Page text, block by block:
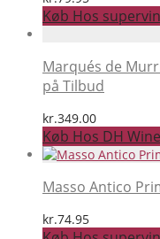
Køb Hos
Marqués de
på Tilbud
kr.349.00
Køb Hos DH
Masso Antico
kr.74.95